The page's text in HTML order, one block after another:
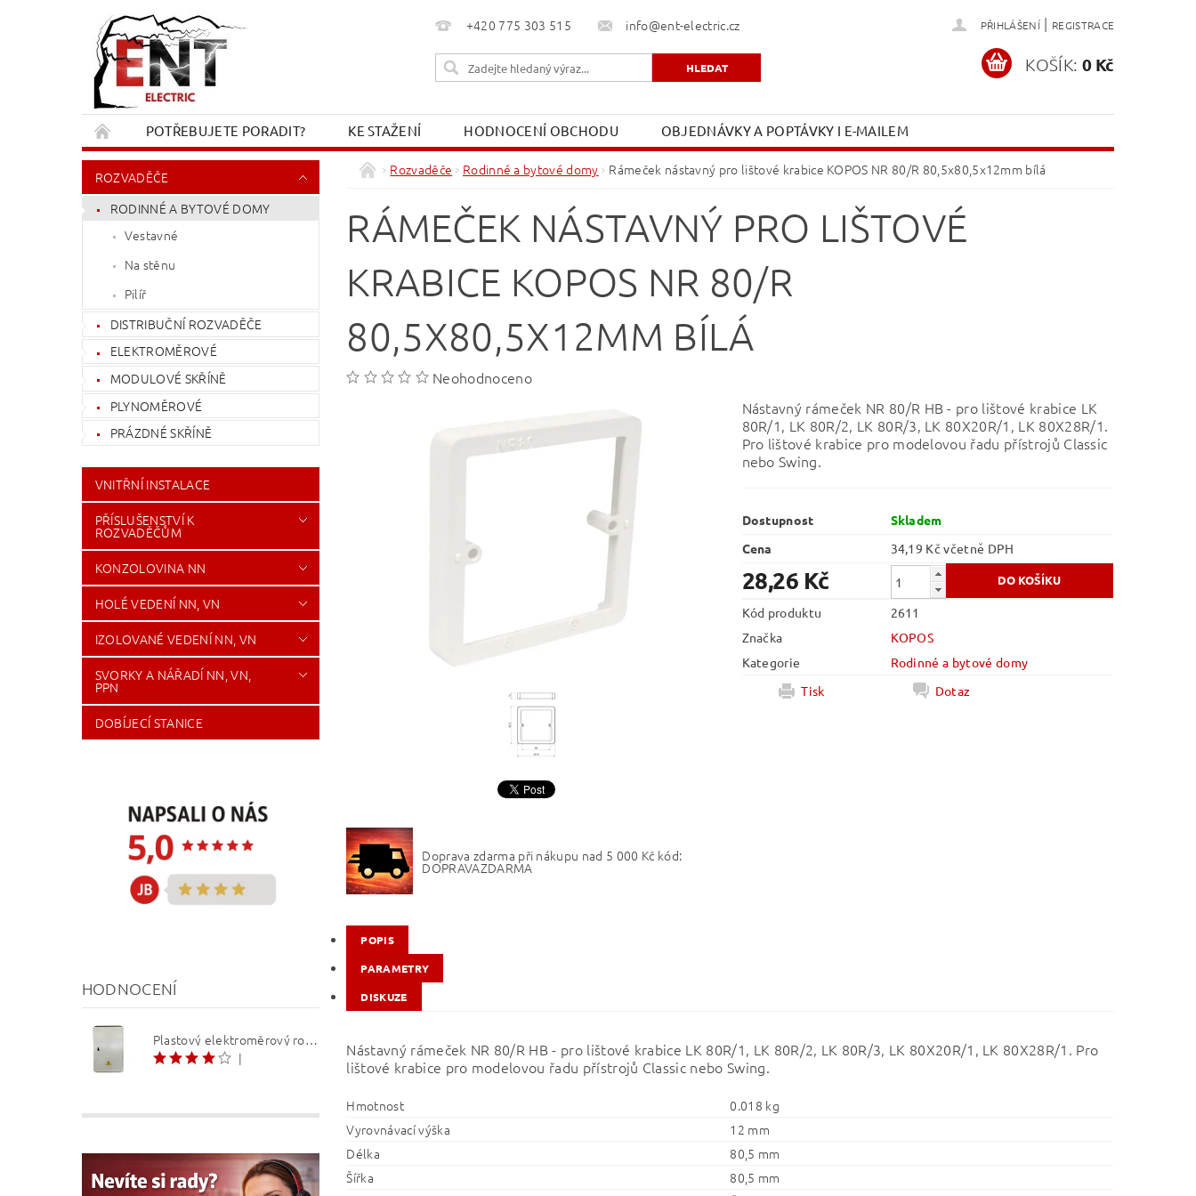
+420 775 303 515 info@ent-electric.cz PŘIHLÁŠENÍ | REGISTRACE
KOŠÍK: 0 Kč
POTŘEBUJETE PORADIT? KE STAŽENÍ HODNOCENÍ OBCHODU
OBJEDNÁVKY A POPTÁVKY I E-MAILEM
REKLAMACE A VRÁCENÍ
KONTAKT OBCHODNÍ PODMÍNKY MOJE OBJEDNÁVKA
ROZVADĚČE
RODINNÉ A BYTOVÉ DOMY
Vestavné
Na stěnu
Pilíř
DISTRIBUČNÍ ROZVADĚČE
ELEKTROMĚROVÉ
MODULOVÉ SKŘÍNĚ
PLYNOMĚROVÉ
PRÁZDNÉ SKŘÍNĚ
VNITŘNÍ INSTALACE
PŘÍSLUŠENSTVÍ K
ROZVADĚČŮM
KONZOLOVINA NN
HOLÉ VEDENÍ NN, VN
IZOLOVANÉ VEDENÍ NN, VN
SVORKY A NÁŘADÍ NN, VN,
PPN
DOBÍJECÍ STANICE
HODNOCENÍ
Plastový elektroměrový rozvaděč ER 212 NVP7P 40A QM (3f 1/2 S) 1bod. (O3/4)
|
Rozvaděče Rodinné a bytové domy Rámeček nástavný pro lištové krabice KOPOS NR 80/R 80,5x80,5x12mm bílá
RÁMEČEK NÁSTAVNÝ PRO LIŠTOVÉ
KRABICE KOPOS NR 80/R
80,5X80,5X12MM BÍLÁ
Neohodnoceno
Nástavný rámeček NR 80/R HB - pro lištové krabice LK
80R/1, LK 80R/2, LK 80R/3, LK 80X20R/1, LK 80X28R/1.
Pro lištové krabice pro modelovou řadu přístrojů Classic
nebo Swing.
Dostupnost
Skladem
Cena
34,19 Kč včetně DPH
28,26 Kč
Kód produktu
2611
Značka
KOPOS
Kategorie
Rodinné a bytové domy
Tisk
Dotaz
Doprava zdarma při nákupu nad 5 000 Kč kód:
DOPRAVAZDARMA
POPIS
PARAMETRY
DISKUZE
Nástavný rámeček NR 80/R HB - pro lištové krabice LK 80R/1, LK 80R/2, LK 80R/3, LK 80X20R/1, LK 80X28R/1. Pro
lištové krabice pro modelovou řadu přístrojů Classic nebo Swing.
Hmotnost
0.018 kg
Vyrovnávací výška
12 mm
Délka
80,5 mm
Šířka
80,5 mm